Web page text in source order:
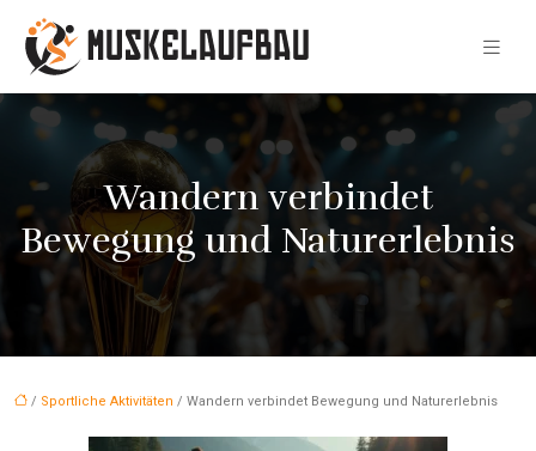
Wandern verbindet
Bewegung und Naturerlebnis
/ Sportliche Aktivitäten / Wandern verbindet Bewegung und Naturerlebnis